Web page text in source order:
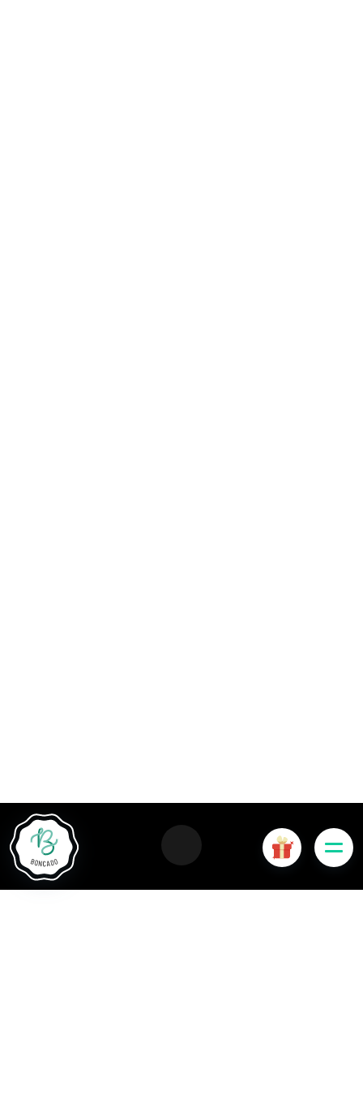
Internet et, s'ils sont désactivés, provoquent une dégradation
de l'expérience utilisateur ou désactivent certaines
fonctionnalités du site. D'autres cookies sont utilisés à des
fins d'analyse ou de marketing.
Accepter les cookies
Gérer les cookies